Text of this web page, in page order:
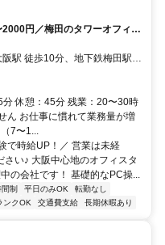
円／梅田のタワーオフィス
休憩：45分 残業：20〜30時
ん お仕事に慣れて業務量が増
7〜1...
で時給UP！／ 営業は未経
い♪ 大阪中心地のオフィスタ
の会社です！ 基礎的なPC操...
制 平日のみOK
転勤なし
ンクOK 交通費支給 長期休暇あり